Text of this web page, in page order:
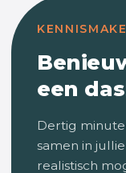
een
Dertig
samen in
realistisch